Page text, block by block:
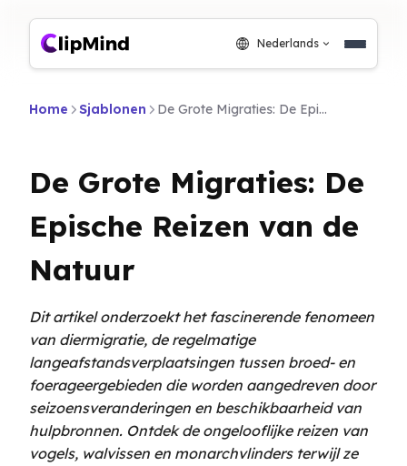
Nederlands
Home Sjablonen De Grote Migraties: De Epische Reizen van de Natuur
De Grote Migraties: De
Epische Reizen van de
Natuur
Dit artikel onderzoekt het fascinerende fenomeen
van diermigratie, de regelmatige
langeafstandsverplaatsingen tussen broed- en
foerageergebieden die worden aangedreven door
seizoensveranderingen en beschikbaarheid van
hulpbronnen. Ontdek de ongelooflijke reizen van
vogels, walvissen en monarchvlinders terwijl ze